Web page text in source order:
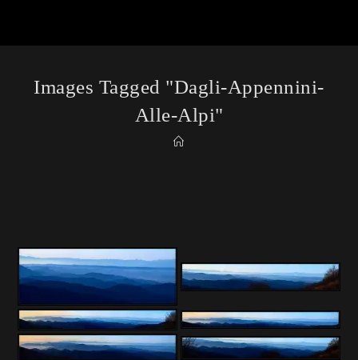
Images Tagged "dagli-Appennini-
Alle-Alpi"